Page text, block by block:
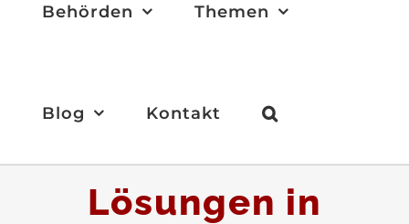
Behörden Themen
Blog Kontakt
Lösungen in